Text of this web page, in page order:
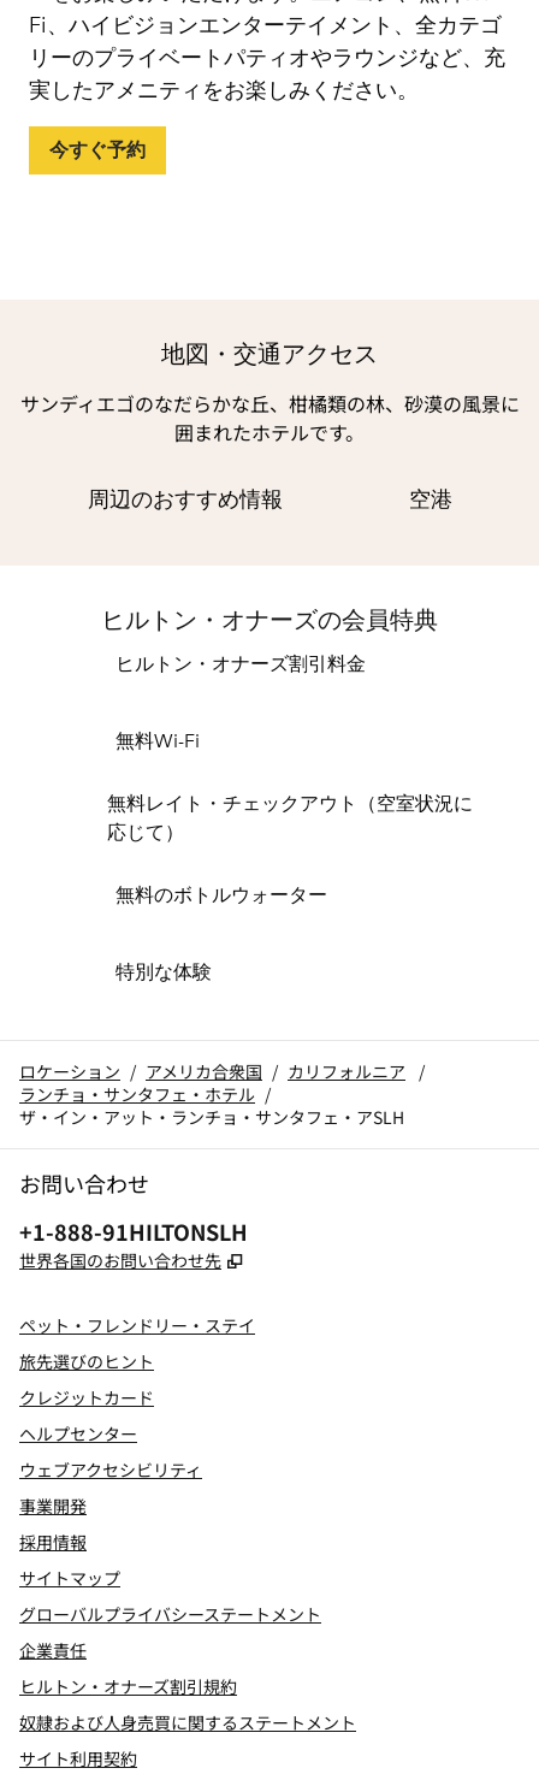
Fi、ハイビジョンエンターテイメント、全カテゴ
リーのプライベートパティオやラウンジなど、充
実したアメニティをお楽しみください。
今すぐ予約
地図・交通アクセス
サンディエゴのなだらかな丘、柑橘類の林、砂漠の風景に
囲まれたホテルです。
周辺のおすすめ情報 空港
ヒルトン・オナーズの会員特典
ヒルトン・オナーズ割引料金
無料Wi-Fi
無料レイト・チェックアウト（空室状況に
応じて）
無料のボトルウォーター
特別な体験
ロケーション / アメリカ合衆国 / カリフォルニア
/
ランチョ・サンタフェ・ホテル /
ザ・イン・アット・ランチョ・サンタフェ・アSLH
お問い合わせ
電話番号：
+1-888-91HILTONSLH
世界各国のお問い合わせ先 ,
ペット・フレンドリー・ステイ
旅先選びのヒント
クレジットカード
ヘルプセンター
ウェブアクセシビリティ
事業開発
採用情報
サイトマップ
グローバルプライバシーステートメント
企業責任
ヒルトン・オナーズ割引規約
奴隷および人身売買に関するステートメント
サイト利用契約